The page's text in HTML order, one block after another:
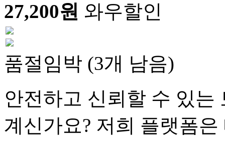
27,200원 와우할인
품절임박 (3개 남음)
안전하고 신뢰할 수 있는
계신가요? 저희 플랫폼